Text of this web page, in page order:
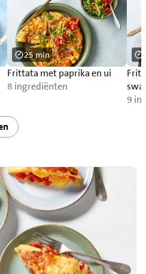
Frittata met paprika en ui
8 ingrediënten
25 min
9